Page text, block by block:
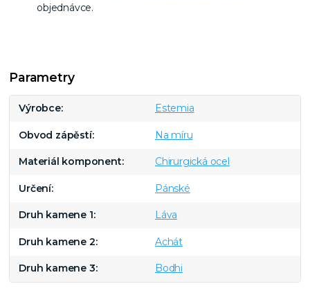
objednávce.
Parametry
Výrobce Estemia
Obvod zápěstí Na míru
Materiál komponent Chirurgická ocel
Určení Pánské
Druh kamene 1 Láva
Druh kamene 2 Achát
Druh kamene 3 Bodhi